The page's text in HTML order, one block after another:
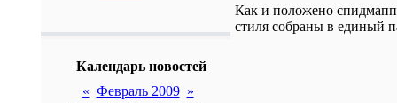
Календарь новостей
« Февраль 2009 »
Как и положено
стиля собраны в единый